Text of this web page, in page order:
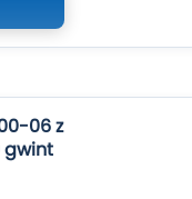
06 z
gwint